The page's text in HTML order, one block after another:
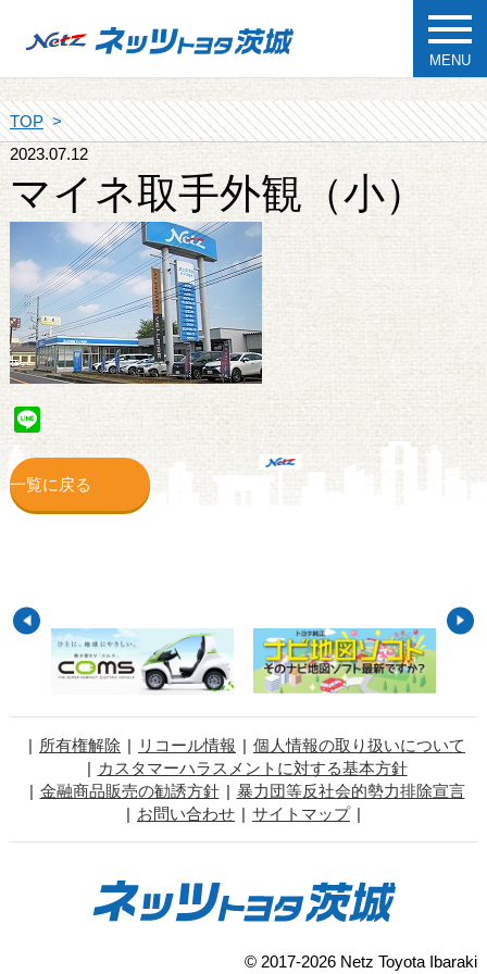
MENU
TOP
2023.07.12
マイネ取手外観（小）
Line
一覧に戻る
所有権解除 リコール情報
個人情報の取り扱いについて
カスタマーハラスメントに対する基本方針
金融商品販売の勧誘方針
暴力団等反社会的勢力排除宣言
お問い合わせ
サイトマップ
© 2017-2026 Netz Toyota Ibaraki